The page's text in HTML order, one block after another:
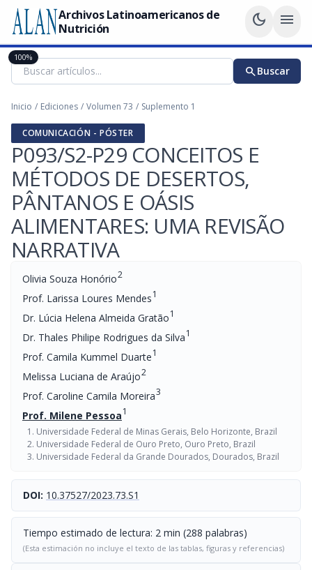
Archivos Latinoamericanos de
Nutrición
dark_mode menu
searchBuscar
Inicio / Ediciones / Volumen 73 / Suplemento 1
COMUNICACIÓN - PÓSTER
P093/S2-P29 CONCEITOS E
MÉTODOS DE DESERTOS,
PÂNTANOS E OÁSIS
ALIMENTARES: UMA REVISÃO
NARRATIVA
Olivia Souza Honório2
Prof. Larissa Loures Mendes1
Dr. Lúcia Helena Almeida Gratão1
Dr. Thales Philipe Rodrigues da Silva1
Prof. Camila Kummel Duarte1
Melissa Luciana de Araújo2
Prof. Caroline Camila Moreira3
Prof. Milene Pessoa1
Universidade Federal de Minas Gerais, Belo Horizonte, Brazil
Universidade Federal de Ouro Preto, Ouro Preto, Brazil
Universidade Federal da Grande Dourados, Dourados, Brazil
DOI: 10.37527/2023.73.S1
Tiempo estimado de lectura: 2 min (288 palabras)
(Esta estimación no incluye el texto de las tablas, figuras y referencias)
100%